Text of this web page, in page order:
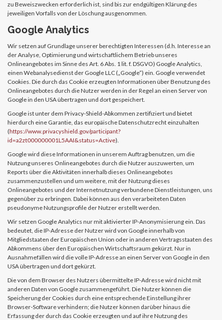
zu Beweiszwecken erforderlich ist, sind bis zur endgültigen Klärung des
jeweiligen Vorfalls von der Löschung ausgenommen.
Google Analytics
Wir setzen auf Grundlage unserer berechtigten Interessen (d.h. Interesse an
der Analyse, Optimierung und wirtschaftlichem Betrieb unseres
Onlineangebotes im Sinne des Art. 6 Abs. 1 lit. f. DSGVO) Google Analytics,
einen Webanalysedienst der Google LLC („Google“) ein. Google verwendet
Cookies. Die durch das Cookie erzeugten Informationen über Benutzung des
Onlineangebotes durch die Nutzer werden in der Regel an einen Server von
Google in den USA übertragen und dort gespeichert.
Google ist unter dem Privacy-Shield-Abkommen zertifiziert und bietet
hierdurch eine Garantie, das europäische Datenschutzrecht einzuhalten
(https://www.privacyshield.gov/participant?
id=a2zt000000001L5AAI&status=Active).
Google wird diese Informationen in unserem Auftrag benutzen, um die
Nutzung unseres Onlineangebotes durch die Nutzer auszuwerten, um
Reports über die Aktivitäten innerhalb dieses Onlineangebotes
zusammenzustellen und um weitere, mit der Nutzung dieses
Onlineangebotes und der Internetnutzung verbundene Dienstleistungen, uns
gegenüber zu erbringen. Dabei können aus den verarbeiteten Daten
pseudonyme Nutzungsprofile der Nutzer erstellt werden.
Wir setzen Google Analytics nur mit aktivierter IP-Anonymisierung ein. Das
bedeutet, die IP-Adresse der Nutzer wird von Google innerhalb von
Mitgliedstaaten der Europäischen Union oder in anderen Vertragsstaaten des
Abkommens über den Europäischen Wirtschaftsraum gekürzt. Nur in
Ausnahmefällen wird die volle IP-Adresse an einen Server von Google in den
USA übertragen und dort gekürzt.
Die von dem Browser des Nutzers übermittelte IP-Adresse wird nicht mit
anderen Daten von Google zusammengeführt. Die Nutzer können die
Speicherung der Cookies durch eine entsprechende Einstellung ihrer
Browser-Software verhindern; die Nutzer können darüber hinaus die
Erfassung der durch das Cookie erzeugten und auf ihre Nutzung des